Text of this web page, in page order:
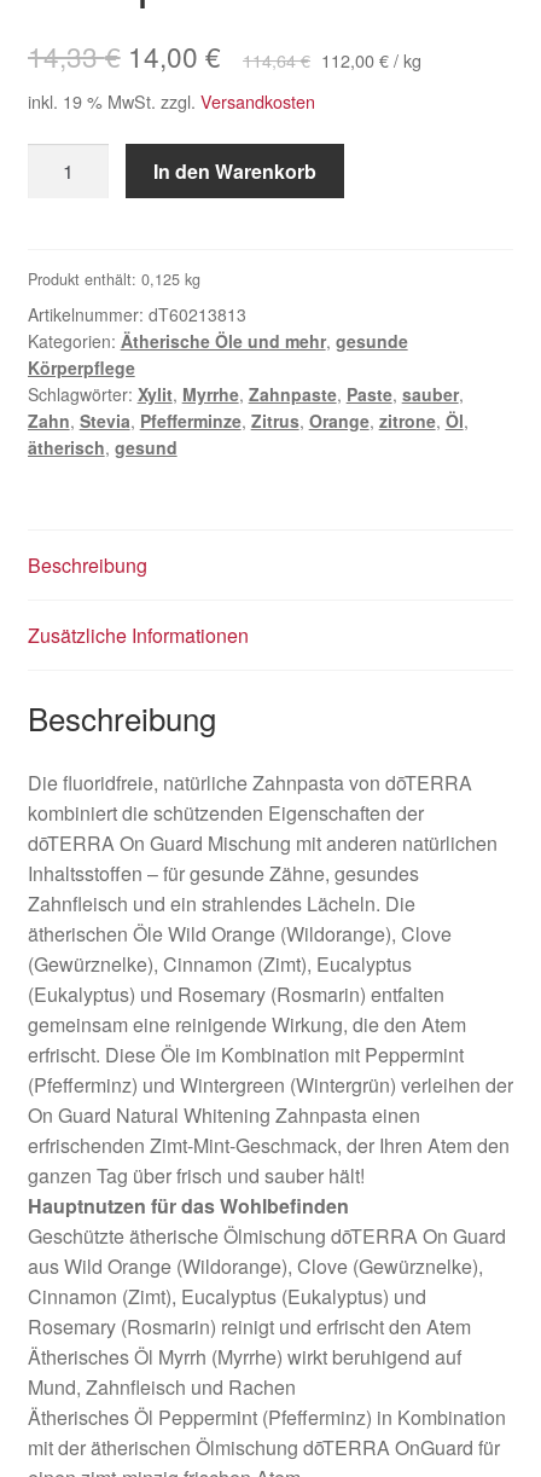
14,33€ Ursprünglicher
Preis
war:
14,33 €
14,00 €Aktueller
Preis
ist:
14,00 €.
114,64€ 112,00€/kg
inkl. 19 % MwSt. zzgl. Versandkosten
Guard
Menge
In den Warenkorb
Produkt enthält: 0,125 kg
Artikelnummer: dT60213813
Kategorien: Ätherische Öle und mehr, gesunde
Körperpflege
Schlagwörter: Xylit, Myrrhe, Zahnpaste, Paste, sauber,
Zahn, Stevia, Pfefferminze, Zitrus, Orange, zitrone, Öl,
ätherisch, gesund
Beschreibung
Zusätzliche Informationen
Beschreibung
Die fluoridfreie, natürliche Zahnpasta von dōTERRA
kombiniert die schützenden Eigenschaften der
dōTERRA On Guard Mischung mit anderen natürlichen
Inhaltsstoffen – für gesunde Zähne, gesundes
Zahnfleisch und ein strahlendes Lächeln. Die
ätherischen Öle Wild Orange (Wildorange), Clove
(Gewürznelke), Cinnamon (Zimt), Eucalyptus
(Eukalyptus) und Rosemary (Rosmarin) entfalten
gemeinsam eine reinigende Wirkung, die den Atem
erfrischt. Diese Öle im Kombination mit Peppermint
(Pfefferminz) und Wintergreen (Wintergrün) verleihen der
On Guard Natural Whitening Zahnpasta einen
erfrischenden Zimt-Mint-Geschmack, der Ihren Atem den
ganzen Tag über frisch und sauber hält!
Hauptnutzen für das Wohlbefinden
Geschützte ätherische Ölmischung dōTERRA On Guard
aus Wild Orange (Wildorange), Clove (Gewürznelke),
Cinnamon (Zimt), Eucalyptus (Eukalyptus) und
Rosemary (Rosmarin) reinigt und erfrischt den Atem
Ätherisches Öl Myrrh (Myrrhe) wirkt beruhigend auf
Mund, Zahnfleisch und Rachen
Ätherisches Öl Peppermint (Pfefferminz) in Kombination
mit der ätherischen Ölmischung dōTERRA OnGuard für